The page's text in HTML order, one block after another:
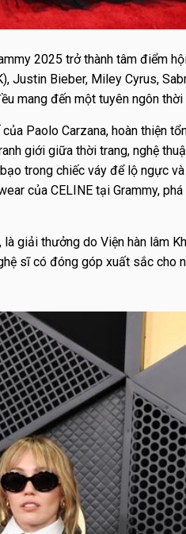
2025 trở thành tâm điểm
Justin Bieber, Miley Cyrus,
mang đến một tuyên ngôn
Paolo Carzana, hoàn thiện
giới giữa thời trang, nghệ
trong chiếc váy để lộ ngực
của CELINE tại Grammy,
giải thưởng do Viện hàn lâm
sĩ có đóng góp xuất sắc cho